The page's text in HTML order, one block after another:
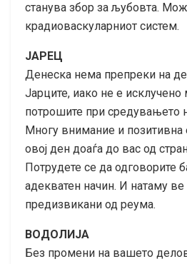
станува збор за љубовта.
крадиоваскуларниот систем.
ЈАРЕЦ
Денеска нема препреки на
Јарците, иако не е исклучено
потрошите при средувањето
Многу внимание и позитивна
овој ден доаѓа до вас од
Потрудете се да одговорите
адекватен начин. И натаму
предизвикани од реума.
ВОДОЛИЈА
Без промени на вашето